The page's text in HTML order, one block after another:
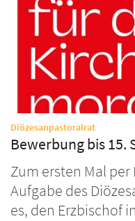
Diözesanpastoralrat:
Bewerbung bis 15.
Zum ersten Mal
Aufgabe des
es, den Erzbischof